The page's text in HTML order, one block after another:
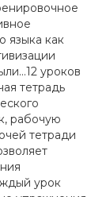
языка как
уроков
тетрадь
рабочую
тетради
урок